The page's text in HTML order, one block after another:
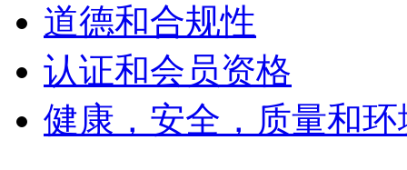
道德和合规性
认证和会员资格
健康，安全，质量和环